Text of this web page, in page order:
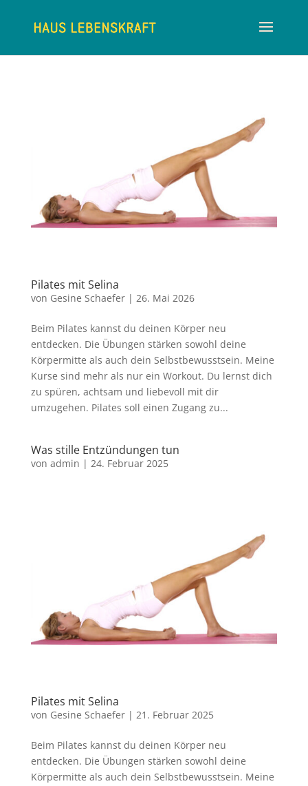
Pilates mit Selina
von Gesine Schaefer| 26. Mai 2026
Beim Pilates kannst du deinen Körper neu
entdecken. Die Übungen stärken sowohl deine
Körpermitte als auch dein Selbstbewusstsein. Meine
Kurse sind mehr als nur ein Workout. Du lernst dich
zu spüren, achtsam und liebevoll mit dir
umzugehen. Pilates soll einen Zugang zu...
Was stille Entzündungen tun
von admin | 24. Februar 2025
Pilates mit Selina
von Gesine Schaefer| 21. Februar 2025
Beim Pilates kannst du deinen Körper neu
entdecken. Die Übungen stärken sowohl deine
Körpermitte als auch dein Selbstbewusstsein. Meine